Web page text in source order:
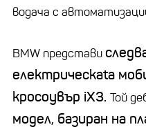
водача с
BMW представи
електрическаta
кросоувър iX3. Toй
модел, базиран на